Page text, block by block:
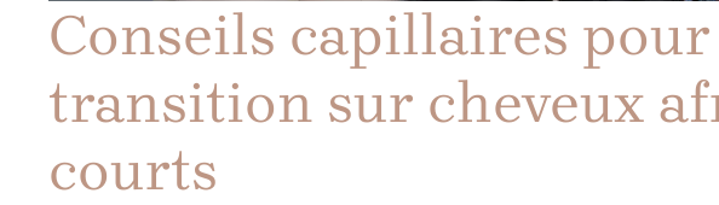
Conseils capillaires
transition sur cheveux
courts